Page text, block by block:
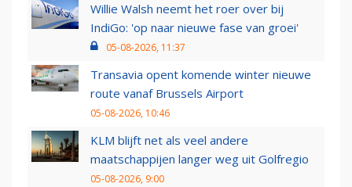
Willie Walsh neemt het roer over bij
IndiGo: 'op naar nieuwe fase van groei'
05-08-2026, 11:37
Transavia opent komende winter nieuwe
route vanaf Brussels Airport
05-08-2026, 10:46
KLM blijft net als veel andere
maatschappijen langer weg uit Golfregio
05-08-2026, 9:00